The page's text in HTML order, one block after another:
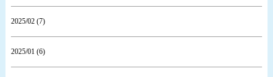
2025/02 (7)
2025/01 (6)